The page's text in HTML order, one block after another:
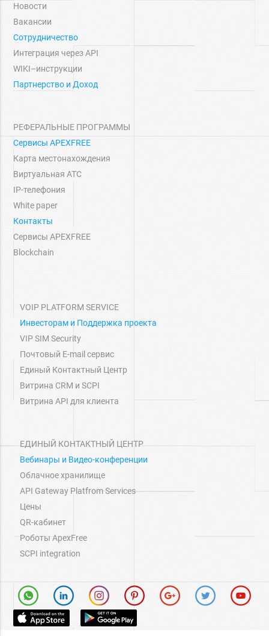
Новости
Вакансии
Сотрудничество
Интеграция через API
WIKI–инструкции
Партнерство и Доход
РЕФЕРАЛЬНЫЕ ПРОГРАММЫ
Сервисы APEXFREE
Карта местонахождения
Виртуальная АТС
IP-телефония
White paper
Контакты
Сервисы APEXFREE
Blockchain
VOIP PLATFORM SERVICE
Инвесторам и Поддержка проекта
VIP SIM Security
Почтовый E-mail сервис
Единый Контактный Центр
Витрина СRM и SCPI
Витрина API для клиента
ЕДИНЫЙ КОНТАКТНЫЙ ЦЕНТР
Вебинары и Видео-конференции
Облачное хранилище
API Gateway Platfrom Services
Цены
QR-кабинет
Роботы ApexFree
SCPI integration